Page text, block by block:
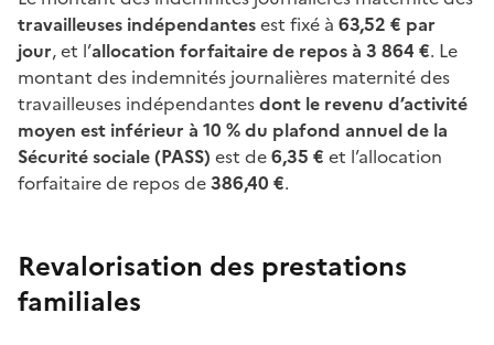
travailleuses indépendantesest fixé à 63,52 € par
jour, et l’allocation forfaitaire de repos à 3 864 €. Le
montant des indemnités journalières maternité des
travailleuses indépendantesdont le revenu d’activité
moyen est inférieur à 10 % du plafond annuel de la
Sécurité sociale (PASS) est de6,35 € et l’allocation
forfaitaire de repos de386,40 €.
Revalorisation des prestations
familiales